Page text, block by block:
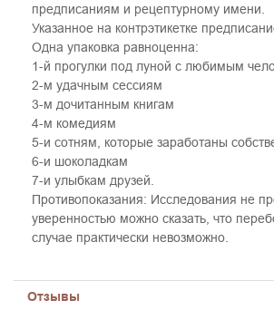
предписаниям и рецептурному имени.
Указанное на контрэтикетке
Одна упаковка равноценна:
1-й прогулки под луной с любимым
2-м удачным сессиям
3-м дочитанным книгам
4-м комедиям
5-и сотням, которые заработаны
6-и шоколадкам
7-и улыбкам друзей.
Противопоказания: Исследования не
уверенностью можно сказать, что
случае практически невозможно.
Отзывы